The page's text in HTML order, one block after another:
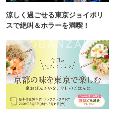
涼しく過ごせる東京ジョイポリ
スで絶叫＆ホラーを満喫！